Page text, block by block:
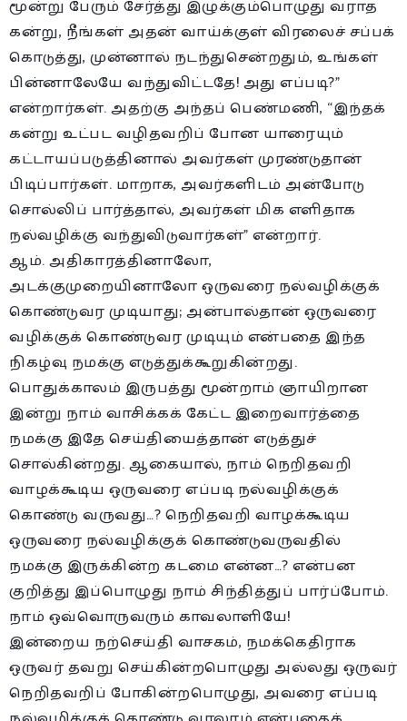
மூன்று பேரும் சேர்த்து இழுக்கும்பொழுது வராத
கன்று, நீங்கள் அதன் வாய்க்குள் விரலைச் சப்பக்
கொடுத்து, முன்னால் நடந்துசென்றதும், உங்கள்
பின்னாலேயே வந்துவிட்டதே! அது எப்படி?”
என்றார்கள். அதற்கு அந்தப் பெண்மணி, “இந்தக்
கன்று உட்பட வழிதவறிப் போன யாரையும்
கட்டாயப்படுத்தினால் அவர்கள் முரண்டுதான்
பிடிப்பார்கள். மாறாக, அவர்களிடம் அன்போடு
சொல்லிப் பார்த்தால், அவர்கள் மிக எளிதாக
நல்வழிக்கு வந்துவிடுவார்கள்” என்றார்.
ஆம். அதிகாரத்தினாலோ,
அடக்குமுறையினாலோ ஒருவரை நல்வழிக்குக்
கொண்டுவர முடியாது; அன்பால்தான் ஒருவரை
வழிக்குக் கொண்டுவர முடியும் என்பதை இந்த
நிகழ்வு நமக்கு எடுத்துக்கூறுகின்றது.
பொதுக்காலம் இருபத்து மூன்றாம் ஞாயிறான
இன்று நாம் வாசிக்கக் கேட்ட இறைவார்த்தை
நமக்கு இதே செய்தியைத்தான் எடுத்துச்
சொல்கின்றது. ஆகையால், நாம் நெறிதவறி
வாழக்கூடிய ஒருவரை எப்படி நல்வழிக்குக்
கொண்டு வருவது…? நெறிதவறி வாழக்கூடிய
ஒருவரை நல்வழிக்குக் கொண்டுவருவதில்
நமக்கு இருக்கின்ற கடமை என்ன…? என்பன
குறித்து இப்பொழுது நாம் சிந்தித்துப் பார்ப்போம்.
நாம் ஒவ்வொருவரும் காவலாளியே!
இன்றைய நற்செய்தி வாசகம், நமக்கெதிராக
ஒருவர் தவறு செய்கின்றபொழுது அல்லது ஒருவர்
நெறிதவறிப் போகின்றபொழுது, அவரை எப்படி